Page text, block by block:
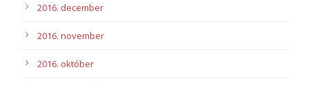
2016. december
2016. november
2016. október